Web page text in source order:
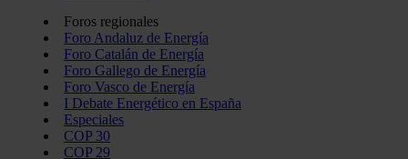
Foros regionales
Foro Andaluz de Energía
Foro Catalán de Energía
Foro Gallego de Energía
Foro Vasco de Energía
I Debate Energético en España
Especiales
COP 30
COP 29